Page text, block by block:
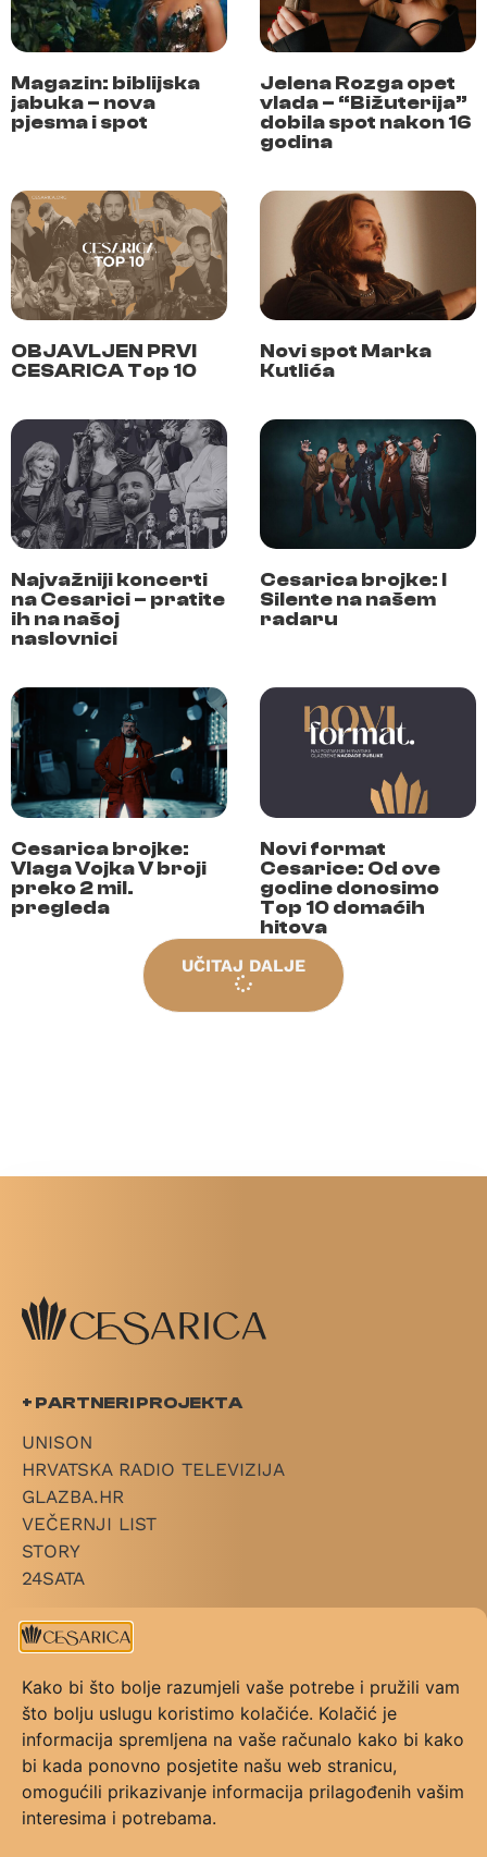
Kako bi što bolje razumjeli vaše potrebe i pružili vam
što bolju uslugu koristimo kolačiće. Kolačić je
informacija spremljena na vaše računalo kako bi kako
bi kada ponovno posjetite našu web stranicu,
omogućili prikazivanje informacija prilagođenih vašim
interesima i potrebama.
Magazin: biblijska
jabuka – nova
pjesma i spot
Jelena Rozga opet
vlada – “Bižuterija”
dobila spot nakon 16
godina
OBJAVLJEN PRVI
CESARICA Top 10
Novi spot Marka
Kutlića
Najvažniji koncerti
na Cesarici – pratite
ih na našoj
naslovnici
Cesarica brojke: I
Silente na našem
radaru
Cesarica brojke:
Vlaga Vojka V broji
preko 2 mil.
pregleda
Novi format
Cesarice: Od ove
godine donosimo
Top 10 domaćih
hitova
UČITAJ DALJE
+ PARTNERI PROJEKTA
UNISON
HRVATSKA RADIO TELEVIZIJA
GLAZBA.HR
VEČERNJI LIST
STORY
24SATA
+ LINKOVI
KATEGORIJE
PRAVILNIK NAGRADE
PRAVILNIK GLASOVANJA
KONTAKT
UVJETI KORIŠTENJA
FAQ